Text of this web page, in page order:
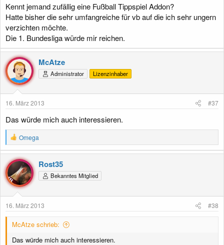
Kennt jemand zufällig eine Fußball Tippspiel Addon?
Hatte bisher die sehr umfangreiche für vb auf die ich sehr ungern
verzichten möchte.
Die 1. Bundesliga würde mir reichen.
McAtze
Administrator Lizenzinhaber
16. März 2013 #37
Das würde mich auch interessieren.
R
e
a
k
t
i
o
n
n
Omega
Rost35
Bekanntes Mitglied
16. März 2013 #38
McAtze schrieb:
Das würde mich auch interessieren.